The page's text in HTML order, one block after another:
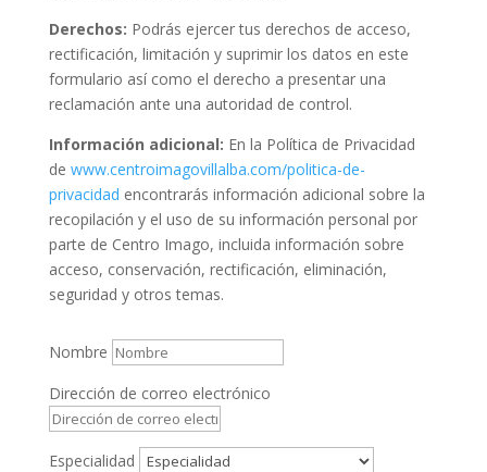
Derechos: Podrás ejercer tus derechos de acceso,
rectificación, limitación y suprimir los datos en este
formulario así como el derecho a presentar una
reclamación ante una autoridad de control.
Información adicional: En la Política de Privacidad
de www.centroimagovillalba.com/politica-de-
privacidad encontrarás información adicional sobre la
recopilación y el uso de su información personal por
parte de Centro Imago, incluida información sobre
acceso, conservación, rectificación, eliminación,
seguridad y otros temas.
Nombre
Dirección de correo electrónico
Especialidad